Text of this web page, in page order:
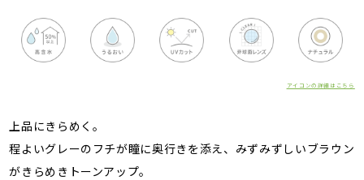
アイコンの詳細はこちら
上品にきらめく。
程よいグレーのフチが瞳に奥行きを添え、みずみずしいブラウン
がきらめきトーンアップ。